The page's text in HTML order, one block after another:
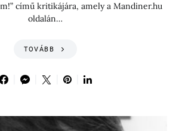
című kritikájára, amely a Mandiner.hu
oldalán…
TOVÁBB